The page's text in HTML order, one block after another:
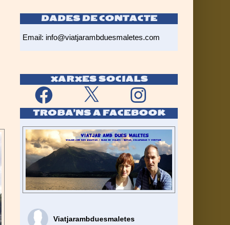
DADES DE CONTACTE
Email: info@viatjarambduesmaletes.com
XARXES SOCIALS
Facebook
TROBA’NS A FACEBOOK
Viatjarambduesmaletes